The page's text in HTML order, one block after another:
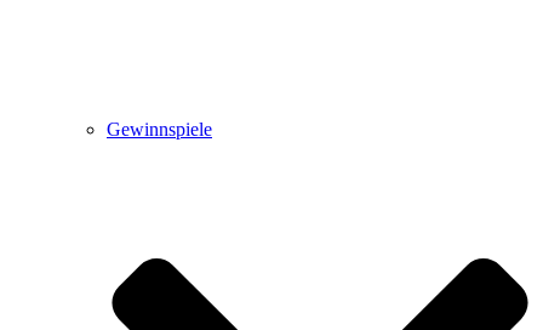
Gewinnspiele